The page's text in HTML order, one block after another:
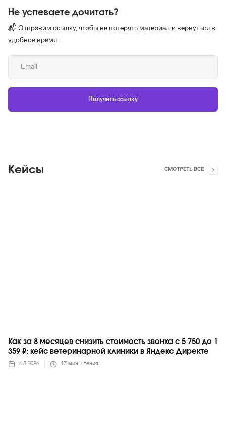
Не успеваете дочитать?
📬 Отправим ссылку, чтобы не потерять материал и вернуться в
удобное время
Кейсы СМОТРЕТЬ ВСЕ
Как за 8 месяцев снизить стоимость звонка с 5 750 до 1
359 ₽: кейс ветеринарной клиники в Яндекс Директе
6.8.2026 13 мин. чтения